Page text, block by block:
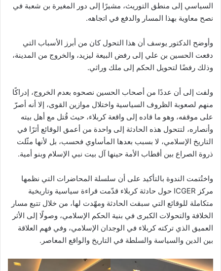
السياسي إلى منطق التوريث، مشيرًا إلى دور المغيرة بن شعبة في
نصح معاوية بهذا المسار والدفع في اتجاهه.
وأوضح الدكتور يوسف أن هذا التحول كان من أبرز الأسباب التي
دفعت الحسين بن علي إلى رفض البيعة ليزيد، والخروج من المدينة،
وذلك رفضًا لتحويل الحكم إلى ملك وراثي.
ولفت إلى أن عددًا من أصحاب الحسين نصحوه بعدم الخروج، إدراكًا
منهم لصعوبة الظروف السياسية واختلال موازين القوى، إلا أنه أصرّ
على موقفه، وهو ما قاده إلى واقعة كربلاء، حيث قُتل مع أهل بيته
وأنصاره، لتتحول هذه الحادثة إلى واحدة من أعمق الوقائع أثرًا في
التاريخ الإسلامي، لا بسبب بعدها المأساوي فحسب، بل لأنها مثّلت
ذروة الصراع بين أقطاب الأمة حينها آل بيت نبي الإسلام وبنو أمية.
واختُتمت الندوة بالتأكيد على أن سلسلة المحاضرات التي نظمها
مركز ICGER حول حادثة كربلاء قدّمت قراءة سياسية وتاريخية
متكاملة للوقائع التي سبقت الحادثة ومهّدت لها، من خلال تتبع مسار
الخلافة والتحولات الكبرى في بنية الحكم الإسلامي، وصولًا إلى الأثر
العميق الذي تركته كربلاء في الوجدان الإسلامي، وفي فهم العلاقة
بين الدين والسياسة والسلطة في التاريخ والواقع المعاصر.